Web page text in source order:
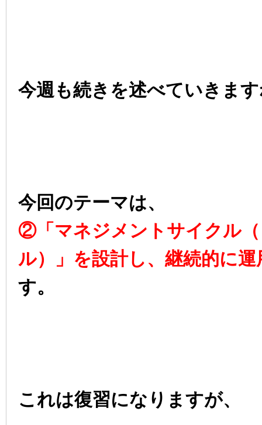
今週も続きを述べていきま
今回のテーマは、
②「マネジメントサイクル
ル）」を設計し、継続的に
す。
これは復習になりますが、